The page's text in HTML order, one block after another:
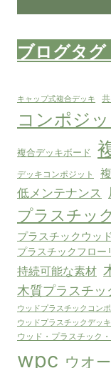
ブログタグ
キャップ式複合デッキ
コンポジ
複合デッキボード
デッキコンポジット
低メンテナンス
プラスチッ
プラスチックウッ
プラスチックフロー
持続可能な素材
木質プラスチッ
ウッドプラスチックコン
ウッドプラスチックデッキ
ウッド・プラスチック
wpc ウオ